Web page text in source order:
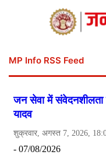
MP Info RSS Feed